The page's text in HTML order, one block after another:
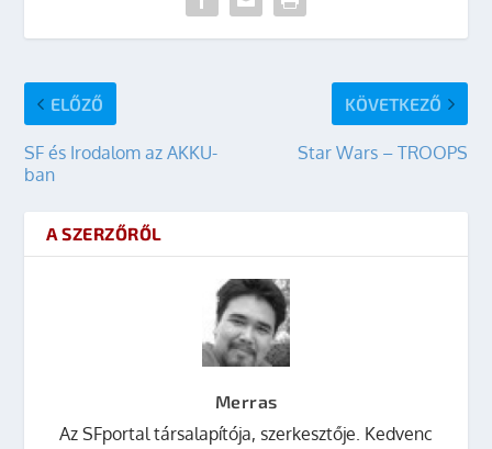
ELŐZŐ
SF és Irodalom az AKKU-
ban
KÖVETKEZŐ
Star Wars – TROOPS
A SZERZŐRŐL
Merras
Az SFportal társalapítója, szerkesztője. Kedvenc